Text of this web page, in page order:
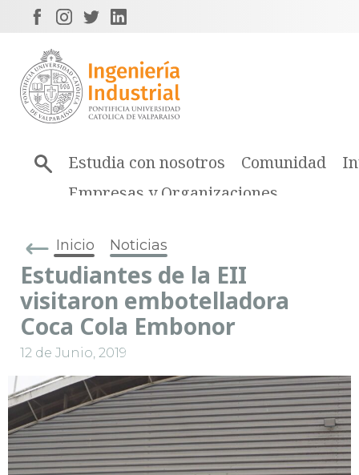
Estudia con nosotros Comunidad
Empresas y Organizaciones
Inicio Noticias
Estudiantes de la EII
visitaron embotelladora
Coca Cola Embonor
12 de Junio, 2019